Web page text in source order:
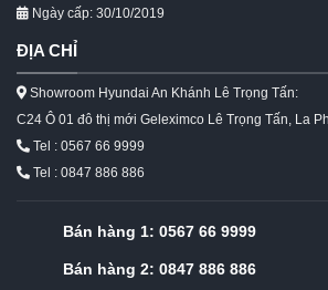
Ngày cấp: 30/10/2019
ĐỊA CHỈ
Showroom Hyundai An Khánh Lê Trọng Tấn:
C24 Ô 01 đô thị mới Geleximco Lê Trọng Tấn, La
Tel : 0567 66 9999
Tel : 0847 886 886
Bán hàng 1: 0567 66 9999
Bán hàng 2: 0847 886 886